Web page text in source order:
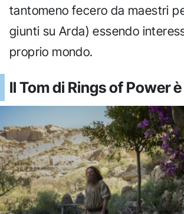
tantomeno fecero da maestri
giunti su Arda) essendo
proprio mondo.
Il Tom di Rings of Power